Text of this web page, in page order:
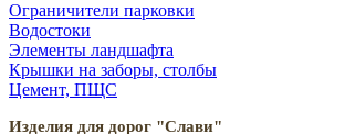
Ограничители парковки
Водостоки
Элементы ландшафта
Крышки на заборы, столбы
Цемент, ПЩС
Изделия для дорог "Слави"